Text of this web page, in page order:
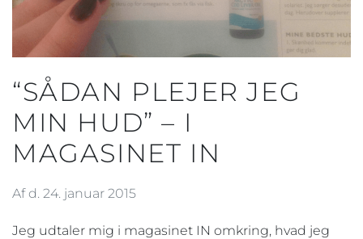
“SÅDAN PLEJER JEG
MIN HUD” – I
MAGASINET IN
Af d. 24. januar 2015
Jeg udtaler mig i magasinet IN omkring, hvad jeg